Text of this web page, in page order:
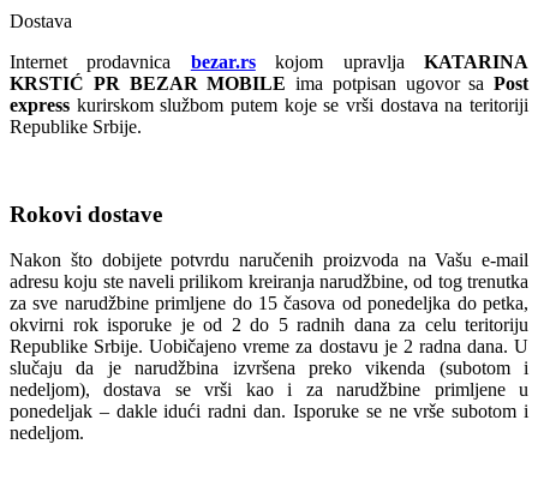
Dostava
Internet prodavnica bezar.rskojom upravljaKATARINA
KRSTIĆ PR BEZAR MOBILE ima potpisan ugovor sa Post
express kurirskom službom putem koje se vrši dostava na teritoriji
Republike Srbije.
Rokovi dostave
Nakon što dobijete potvrdu naručenih proizvoda na Vašu e-mail
adresu koju ste naveli prilikom kreiranja narudžbine, od tog trenutka
za sve narudžbine primljene do 15 časova od ponedeljka do petka,
okvirni rok isporuke je od 2 do 5 radnih dana za celu teritoriju
Republike Srbije. Uobičajeno vreme za dostavu je 2 radna dana. U
slučaju da je narudžbina izvršena preko vikenda (subotom i
nedeljom), dostava se vrši kao i za narudžbine primljene u
ponedeljak – dakle idući radni dan. Isporuke se ne vrše subotom i
nedeljom.